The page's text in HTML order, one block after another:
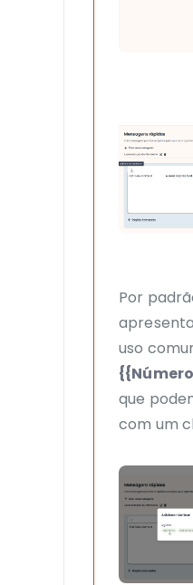
Por
uso
que
com um